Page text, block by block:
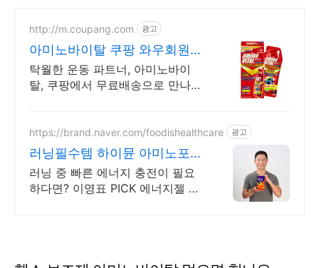
http://m.coupang.com 광고
아미노바이탈 쿠팡 와우회원
무제한 무료배송
탁월한 운동 파트너, 아미노바이
탈, 쿠팡에서 무료배송으로 만나보
확인하세요.
https://brand.naver.com/foodishealthcare 광고
러닝필수템 하이뮨 아미노포텐
이영표 PICK 에너지젤
러닝 중 빠른 에너지 충전이 필요
하다면? 이영표 PICK 에너지젤 아